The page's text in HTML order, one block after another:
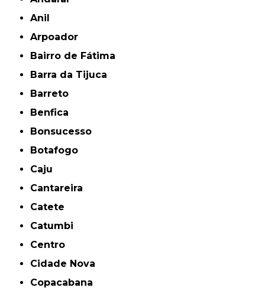
Anil
Arpoador
Bairro de Fátima
Barra da Tijuca
Barreto
Benfica
Bonsucesso
Botafogo
Caju
Cantareira
Catete
Catumbi
Centro
Cidade Nova
Copacabana